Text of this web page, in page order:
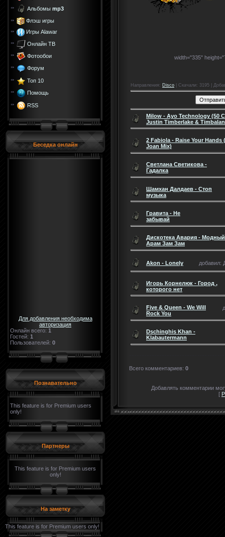
Альбомы mp3
Флэш игры
Игры Alawar
Онлайн ТВ
Фотообои
Форум
Топ 10
Помощь
RSS
Беседка онлайн
Для добавления необходима
авторизация
Онлайн всего: 1
Гостей: 1
Пользователей: 0
Познавательно
This feature is for Premium users
only!
Партнеры
This feature is for Premium users
only!
На заметку
This feature is for Premium users only!
width="335"
Направления : Disco Скачали: 3195 |
Milow - Ayo Technology (50
Justin Timberlake &
2 Fabiola - Raise Your Hands
Joan Mix)
Светлана Светикова -
Гадалка
Шамхан Далдаев - Стоп
музыка
Гравита - Не
забывай
Дискотека Авария -
Арам Зам Зам
Akon - Lonely добавил:
Игорь Корнелюк - Город ,
которого нет
Five & Queen - We Will
Rock You
Dschinghis Khan -
Klabautermann
Всего комментариев: 0
Добавлять комментарии
[